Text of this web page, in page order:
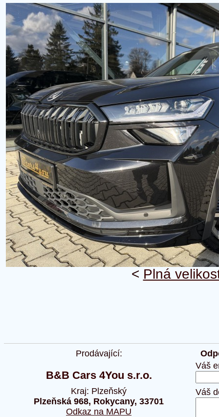
< Plná
Prodávající:
B&B Cars 4You s.r.o.
Kraj: Plzeňský
Plzeňská 968, Rokycany, 33701
Odkaz na MAPU
Váš
Váš